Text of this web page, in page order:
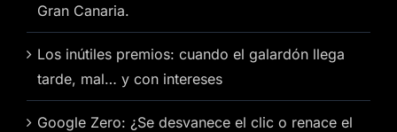
Gran Canaria.
Los inútiles premios: cuando el galardón llega
tarde, mal… y con intereses
Google Zero: ¿Se desvanece el clic o renace el